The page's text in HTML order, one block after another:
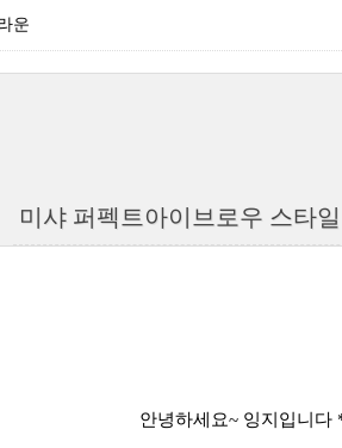
운
미샤 퍼펙트아이브로우 스타
안녕하세요~ 잉지입니다